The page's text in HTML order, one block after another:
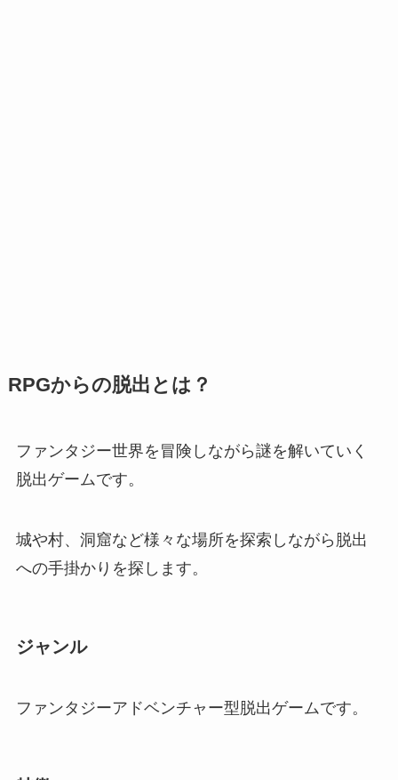
RPGからの脱出とは？
ファンタジー世界を冒険しながら謎を解いていく
脱出ゲームです。
城や村、洞窟など様々な場所を探索しながら脱出
への手掛かりを探します。
ジャンル
ファンタジーアドベンチャー型脱出ゲームです。